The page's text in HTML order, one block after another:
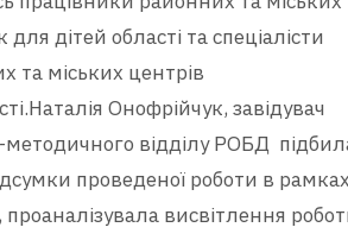
для дітей області та спеціалісти
та міських центрів
Онофрійчук, завідувач
методичного відділу РОБД
проведеної роботи в рамках
проаналізувала висвітлення